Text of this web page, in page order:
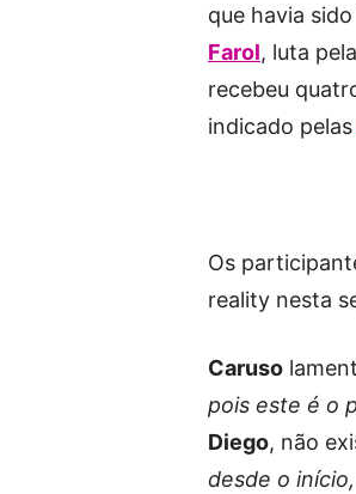
que havia
Farol, luta
recebeu
indicado pelas
Os
reality nesta
Caruso
pois este é o
Diego, não
desde o